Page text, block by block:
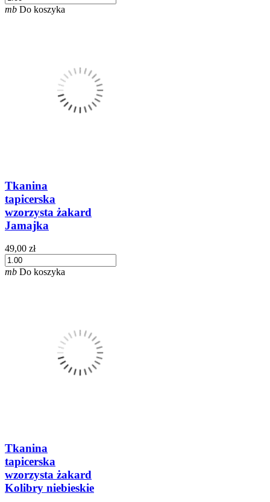
mb Do koszyka
Tkanina
tapicerska
wzorzysta żakard
Jamajka
49,00 zł
mb Do koszyka
Tkanina
tapicerska
wzorzysta żakard
Kolibry niebieskie